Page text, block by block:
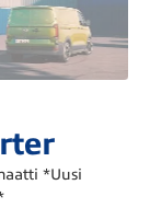
*Uusi